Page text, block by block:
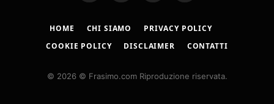
(Twitter)
HOME CHI SIAMO
PRIVACY POLICY
COOKIE POLICY
DISCLAIMER CONTATTI
© 2026 © Frasimo.com Riproduzione riservata.